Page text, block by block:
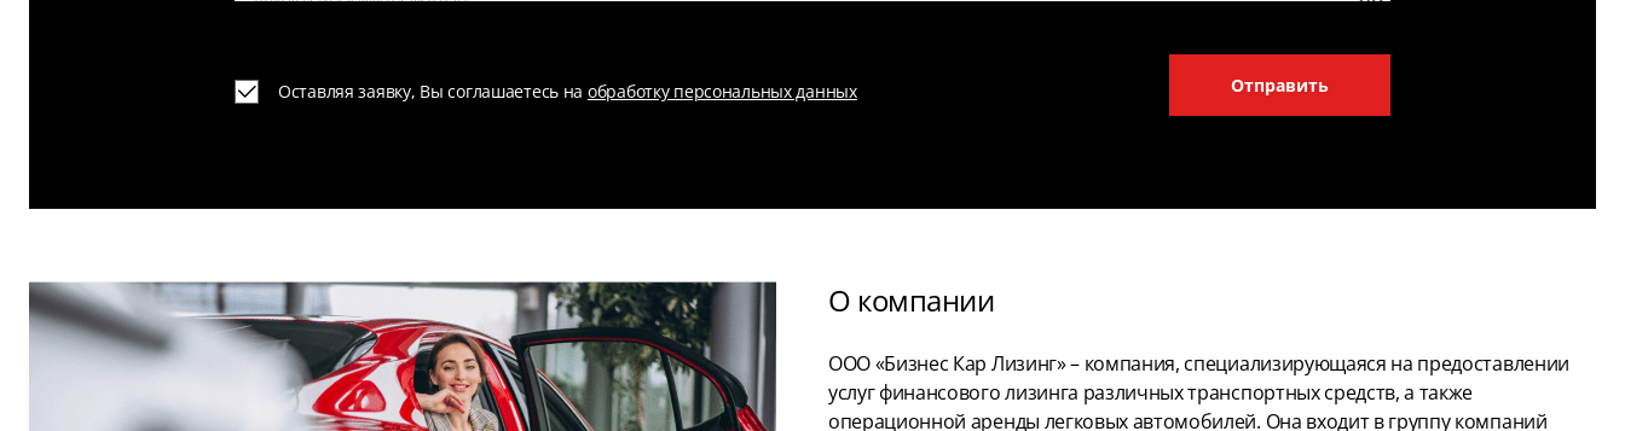
Оставляя заявку, Вы соглашаетесь на обработку персональных данных Отправить
О компании
ООО «Бизнес Кар Лизинг» – компания, специализирующаяся на предоставлении
услуг финансового лизинга различных транспортных средств, а также
операционной аренды легковых автомобилей. Она входит в группу компаний